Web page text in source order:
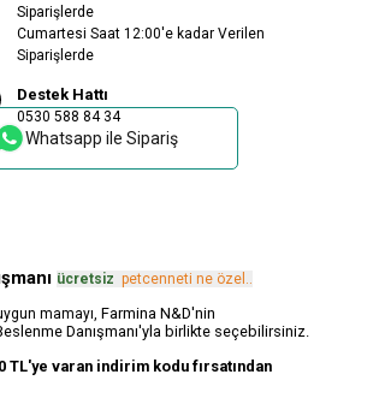
Siparişlerde
Cumartesi Saat 12:00'e kadar Verilen
Siparişlerde
Destek Hattı
0530 588 84 34
Whatsapp ile Sipariş
ücretsiz petcenneti ne özel..
mamayı, Farmina N&D'nin
Danışmanı'yla birlikte seçebilirsiniz.
TL'ye varan indirim kodu fırsatından